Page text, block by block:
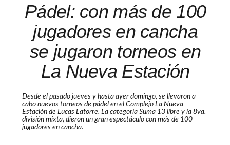
Pádel: con más de 100
jugadores en cancha
se jugaron torneos en
La Nueva Estación
Desde el pasado jueves y hasta ayer domingo, se llevaron a
cabo nuevos torneos de pádel en el Complejo La Nueva
Estación de Lucas Latorre. La categoría Suma 13 libre y la 8va.
división mixta, dieron un gran espectáculo con más de 100
jugadores en cancha.